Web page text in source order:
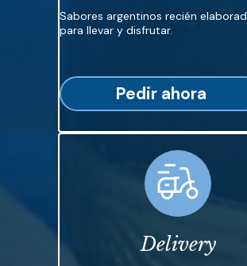
Sabores argentinos recién
para llevar y disfrutar.
Pedir ahora
Delivery